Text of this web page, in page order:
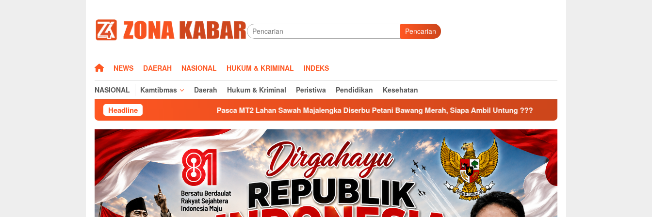
konten
Pencarian
HOMENEWS DAERAH NASIONAL HUKUM & KRIMINAL INDEKS
NASIONAL Kamtibmas Daerah Hukum & Kriminal Peristiwa Pendidikan Kesehatan
HeadlinePasca MT2 Lahan Sawah Majalengka Diserbu Petani Bawang Merah, Siapa Ambil Untung ??? Dampak Musim Kemarau Mulai Terasa, Koramil